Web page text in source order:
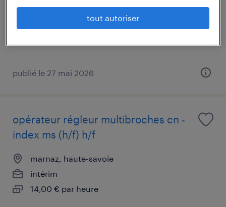
intérim
publié le 27 mai 2026
opérateur régleur multibroches cn -
index ms (h/f) h/f
marnaz, haute-savoie
intérim
14,00 € par heure
tout autoriser